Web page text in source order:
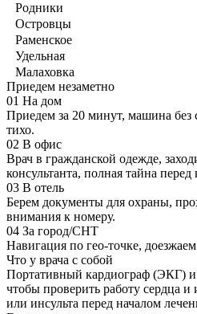
Родники
Островцы
Раменское
Удельная
Малаховка
Приедем незаметно
01 На дом
Приедем за 20 минут, машина
тихо.
02 В офис
Врач в гражданской одежде,
консультанта, полная тайна перед
03 В отель
Берем документы для охраны,
внимания к номеру.
04 За город/СНТ
Навигация по гео-точке,
Что у врача с собой
Портативный кардиограф (ЭКГ) и
чтобы проверить работу сердца
или инсульта перед началом